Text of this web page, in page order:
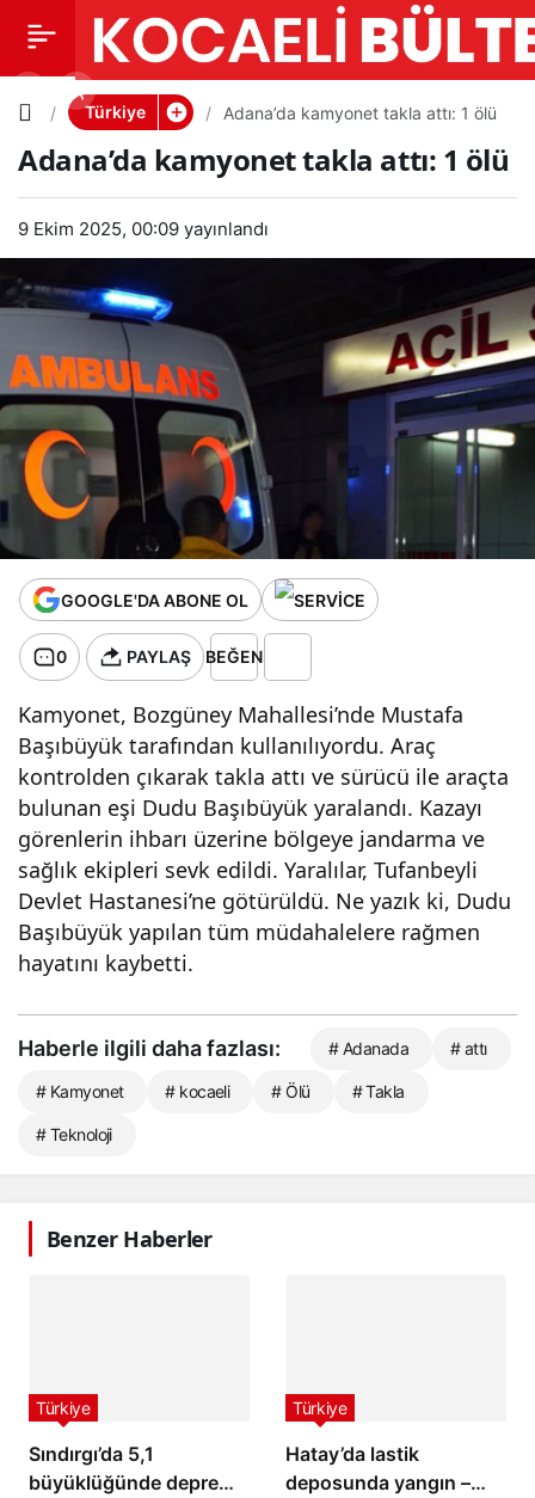
Türkiye Adana’da kamyonet takla attı: 1 ölü
Adana’da kamyonet takla attı: 1 ölü
9 Ekim 2025, 00:09 yayınlandı
GOOGLE'DA ABONE OL
0 PAYLAŞ BEĞEN
Kamyonet, Bozgüney Mahallesi’nde Mustafa
Başıbüyük tarafından kullanılıyordu. Araç
kontrolden çıkarak takla attı ve sürücü ile araçta
bulunan eşi Dudu Başıbüyük yaralandı. Kazayı
görenlerin ihbarı üzerine bölgeye jandarma ve
sağlık ekipleri sevk edildi. Yaralılar, Tufanbeyli
Devlet Hastanesi’ne götürüldü. Ne yazık ki, Dudu
Başıbüyük yapılan tüm müdahalelere rağmen
hayatını kaybetti.
Adana’da
kamyonet
takla attı:
1 ölü
PAYLAŞ
Haberle ilgili daha fazlası: # Adanada # attı
# Kamyonet # kocaeli # Ölü # Takla
# Teknoloji
Benzer Haberler
Sındırgı’da 5,1
büyüklüğünde deprem:
Türkiye
Hatay’da lastik
deposunda yangın –
Türkiye